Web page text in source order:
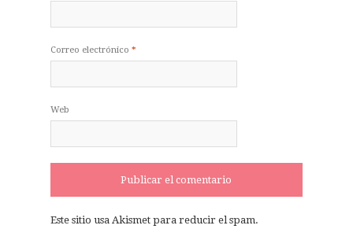
Correo electrónico *
Web
Este sitio usa Akismet para reducir el spam.